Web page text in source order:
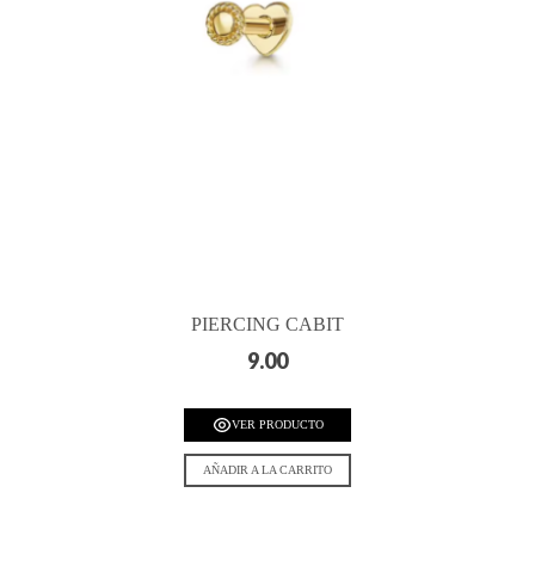
PIERCING CABIT
9.00
VER PRODUCTO
AÑADIR A LA CARRITO